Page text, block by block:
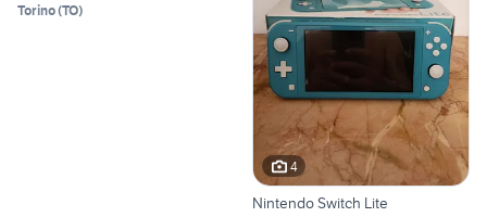
Torino(TO)
4
Nintendo Switch Lite